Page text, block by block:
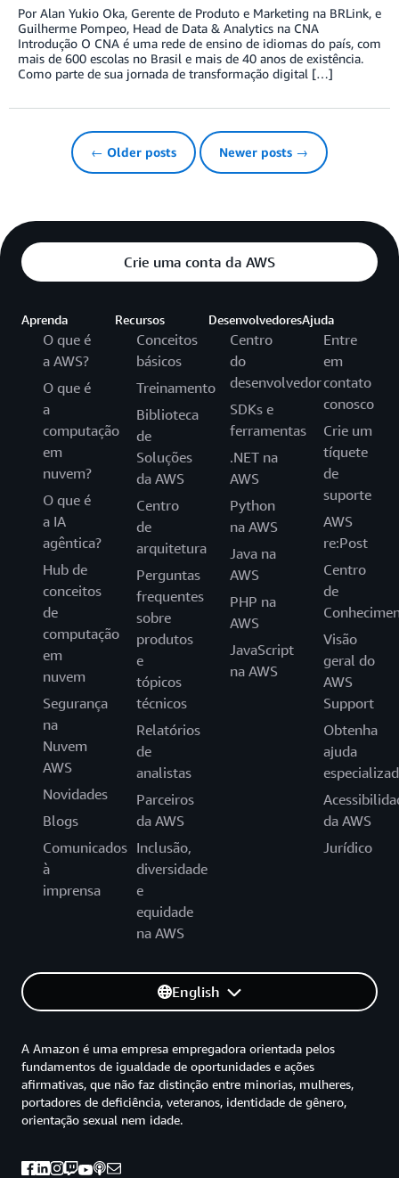
Por Alan Yukio Oka, Gerente de Produto e Marketing na BRLink, e
Guilherme Pompeo, Head de Data & Analytics na CNA
Introdução O CNA é uma rede de ensino de idiomas do país, com
mais de 600 escolas no Brasil e mais de 40 anos de existência.
Como parte de sua jornada de transformação digital […]
← Older posts Newer posts →
Crie uma conta da AWS
Aprenda
O que é
a AWS?
O que é
a
computação
em
nuvem?
O que é
a IA
agêntica?
Hub de
conceitos
de
computação
em
nuvem
Segurança
na
Nuvem
AWS
Novidades
Blogs
Comunicados
à
imprensa
Recursos
Conceitos
básicos
Treinamento
Biblioteca
de
Soluções
da AWS
Centro
de
arquitetura
Perguntas
frequentes
sobre
produtos
e
tópicos
técnicos
Relatórios
de
analistas
Parceiros
da AWS
Inclusão,
diversidade
e
equidade
na AWS
Desenvolvedores
Centro
do
desenvolvedor
SDKs e
ferramentas
.NET na
AWS
Python
na AWS
Java na
AWS
PHP na
AWS
JavaScript
na AWS
Ajuda
Entre
em
contato
conosco
Crie um
tíquete
de
suporte
AWS
re:Post
Centro
de
Visão
geral do
AWS
Support
Obtenha
ajuda
da AWS
Jurídico
English
A Amazon é uma empresa empregadora orientada pelos
fundamentos de igualdade de oportunidades e ações
afirmativas, que não faz distinção entre minorias, mulheres,
portadores de deficiência, veteranos, identidade de gênero,
orientação sexual nem idade.